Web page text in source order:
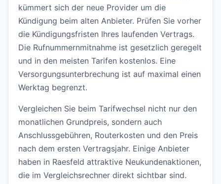
kümmert sich der neue Provider um die
Kündigung beim alten Anbieter. Prüfen Sie vorher
die Kündigungsfristen Ihres laufenden Vertrags.
Die Rufnummernmitnahme ist gesetzlich geregelt
und in den meisten Tarifen kostenlos. Eine
Versorgungsunterbrechung ist auf maximal einen
Werktag begrenzt.
Vergleichen Sie beim Tarifwechsel nicht nur den
monatlichen Grundpreis, sondern auch
Anschlussgebühren, Routerkosten und den Preis
nach dem ersten Vertragsjahr. Einige Anbieter
haben in Raesfeld attraktive Neukundenaktionen,
die im Vergleichsrechner direkt sichtbar sind.